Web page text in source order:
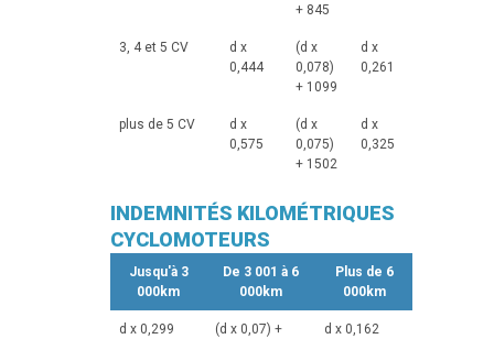
+ 845
3, 4 et 5 CV
d x
0,444
(d x
0,078)
+ 1099
d x
0,261
plus de 5 CV
d x
0,575
(d x
0,075)
+ 1502
d x
0,325
INDEMNITÉS KILOMÉTRIQUES
CYCLOMOTEURS
Jusqu'à 3
000km
De 3 001 à 6
000km
Plus de 6
000km
d x 0,299
(d x 0,07) +
d x 0,162